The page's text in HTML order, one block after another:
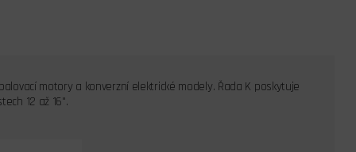
motory a konverzní elektrické modely. Řada K poskytuje
12 až 16".